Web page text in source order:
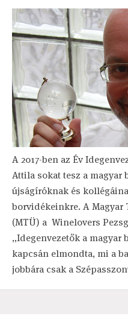
A 2017-ben az Év
Attila sokat tesz a magyar
újságíróknak és
borvidékeinkre. A
(MTÜ) a Winelovers
„Idegenvezetők a magyar
kapcsán elmondta, mi a
jobbára csak a